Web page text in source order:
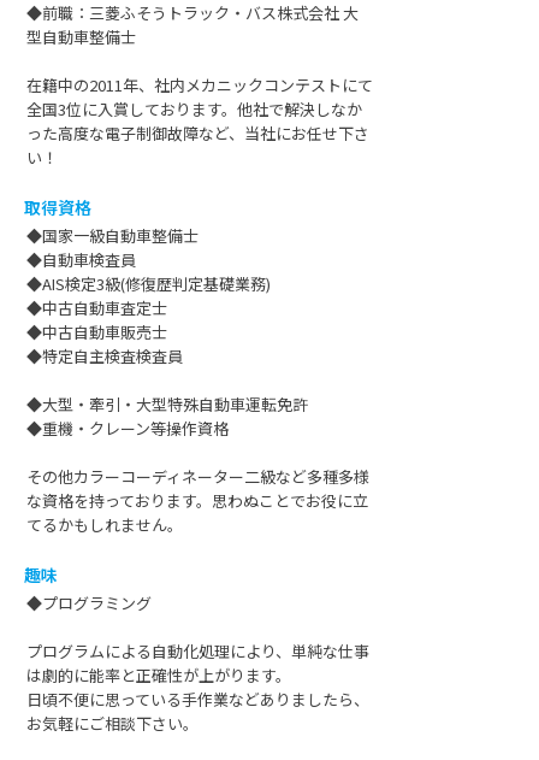
◆前職：三菱ふそうトラック・バス株式会社 大
型自動車整備士
在籍中の2011年、社内メカニックコンテストにて
全国3位に入賞しております。他社で解決しなか
った高度な電子制御故障など、当社にお任せ下さ
い！
取得資格
◆国家一級自動車整備士
◆自動車検査員
◆AIS検定3級(修復歴判定基礎業務)
◆中古自動車査定士
◆中古自動車販売士
◆特定自主検査検査員
◆大型・牽引・大型特殊自動車運転免許
◆重機・クレーン等操作資格
その他カラーコーディネーター二級など多種多様
な資格を持っております。思わぬことでお役に立
てるかもしれません。
趣味
◆プログラミング
プログラムによる自動化処理により、単純な仕事
は劇的に能率と正確性が上がります。
日頃不便に思っている手作業などありましたら、
お気軽にご相談下さい。